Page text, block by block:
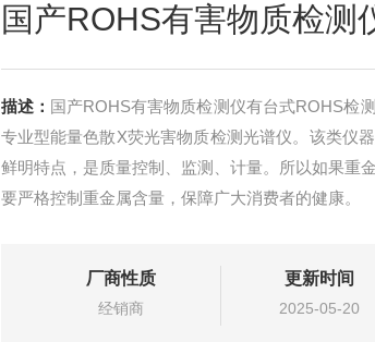
国产ROHS有害物质检测
描述： 国产ROHS有害物质检测仪有台式ROHS检
专业型能量色散X荧光害物质检测光谱仪。该类仪
鲜明特点，是质量控制、监测、计量。所以如果重
要严格控制重金属含量，保障广大消费者的健康。
厂商性质
经销商
更新时间
2025-05-20